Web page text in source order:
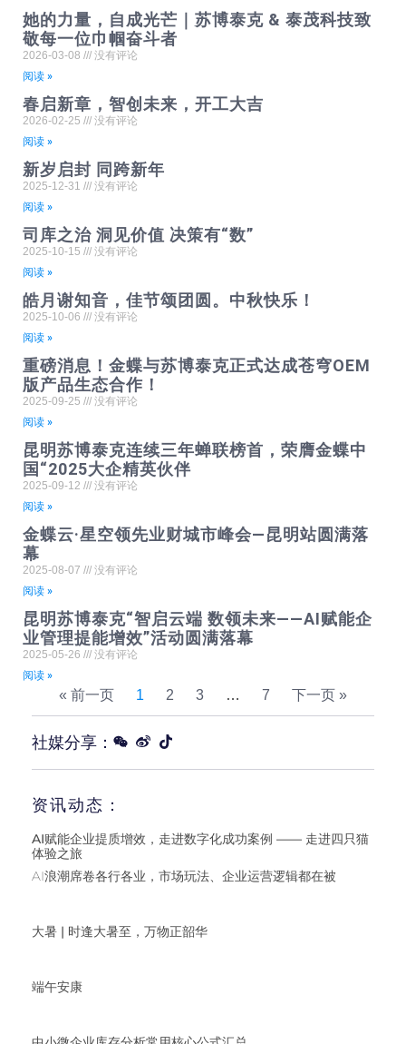
她的力量，自成光芒｜苏博泰克 & 泰茂科技致
敬每一位巾帼奋斗者
2026-03-08
没有评论
阅读 »
春启新章，智创未来，开工大吉
2026-02-25
没有评论
阅读 »
新岁启封 同跨新年
2025-12-31
没有评论
阅读 »
司库之治 洞见价值 决策有“数”
2025-10-15
没有评论
阅读 »
皓月谢知音，佳节颂团圆。中秋快乐！
2025-10-06
没有评论
阅读 »
重磅消息！金蝶与苏博泰克正式达成苍穹OEM
版产品生态合作！
2025-09-25
没有评论
阅读 »
昆明苏博泰克连续三年蝉联榜首，荣膺金蝶中
国“2025大企精英伙伴
2025-09-12
没有评论
阅读 »
金蝶云·星空领先业财城市峰会—昆明站圆满落
幕
2025-08-07
没有评论
阅读 »
昆明苏博泰克“智启云端 数领未来——AI赋能企
业管理提能增效”活动圆满落幕
2025-05-26
没有评论
阅读 »
« 前一页 1 2 3 … 7 下一页 »
社媒分享：
资讯动态：
AI赋能企业提质增效，走进数字化成功案例 —— 走进四只猫
体验之旅
AI浪潮席卷各行各业，市场玩法、企业运营逻辑都在被
大暑 | 时逢大暑至，万物正韶华
端午安康